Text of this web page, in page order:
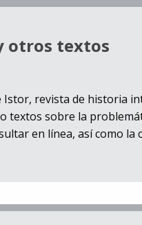
otros textos
revista de historia
textos sobre la
en línea, así como la